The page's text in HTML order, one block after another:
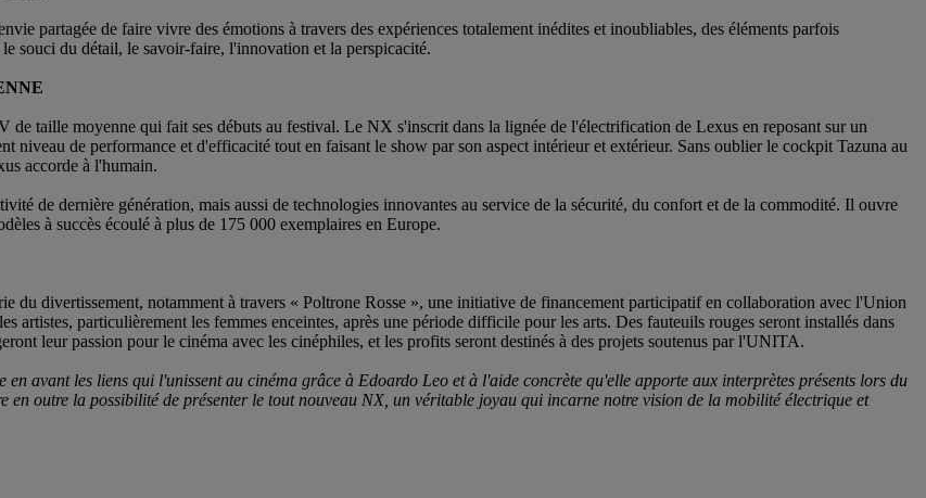
partagée de faire vivre des émotions à travers des expériences totalement inédites et inoubliables, des éléments parfois
souci du détail, le savoir-faire, l'innovation et la perspicacité.
taille moyenne qui fait ses débuts au festival. Le NX s'inscrit dans la lignée de l'électrification de Lexus en reposant sur un
niveau de performance et d'efficacité tout en faisant le show par son aspect intérieur et extérieur. Sans oublier le cockpit Tazuna au
accorde à l'humain.
de dernière génération, mais aussi de technologies innovantes au service de la sécurité, du confort et de la commodité. Il ouvre
à succès écoulé à plus de 175 000 exemplaires en Europe.
du divertissement, notamment à travers « Poltrone Rosse », une initiative de financement participatif en collaboration avec l'Union
particulièrement les femmes enceintes, après une période difficile pour les arts. Des fauteuils rouges seront installés dans
leur passion pour le cinéma avec les cinéphiles, et les profits seront destinés à des projets soutenus par l'UNITA.
en avant les liens qui l'unissent au cinéma grâce à Edoardo Leo et à l'aide concrète qu'elle apporte aux interprètes présents lors du
outre la possibilité de présenter le tout nouveau NX, un véritable joyau qui incarne notre vision de la mobilité électrique et